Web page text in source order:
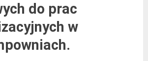
do prac
w